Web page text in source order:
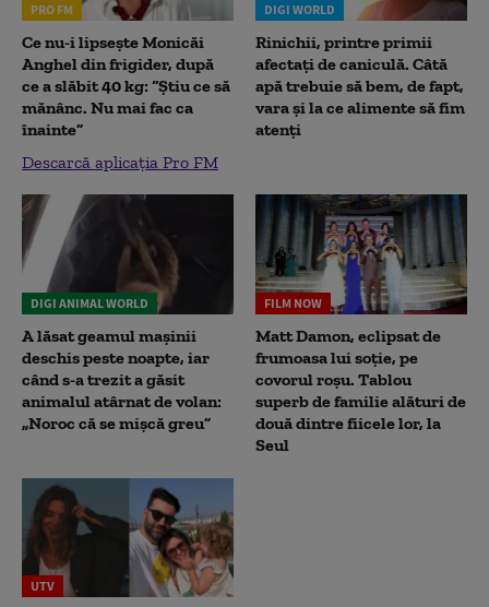
PRO FM
Ce nu-i lipsește Monicăi
Anghel din frigider, după
ce a slăbit 40 kg: “Știu ce să
mănânc. Nu mai fac ca
înainte”
Descarcă aplicația Pro FM
DIGI WORLD
Rinichii, printre primii
afectați de caniculă. Câtă
apă trebuie să bem, de fapt,
vara și la ce alimente să fim
atenți
DIGI ANIMAL WORLD
A lăsat geamul mașinii
deschis peste noapte, iar
când s-a trezit a găsit
animalul atârnat de volan:
„Noroc că se mișcă greu”
FILM NOW
Matt Damon, eclipsat de
frumoasa lui soție, pe
covorul roșu. Tablou
superb de familie alături de
două dintre fiicele lor, la
Seul
UTV